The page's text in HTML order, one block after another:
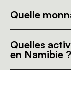
Quelle
Quelles
en Namibie ?